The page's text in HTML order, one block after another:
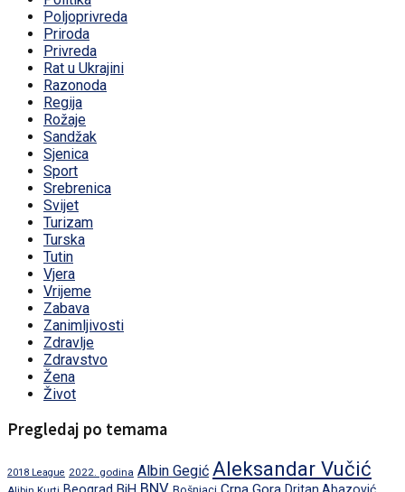
Poljoprivreda
Priroda
Privreda
Rat u Ukrajini
Razonoda
Regija
Rožaje
Sandžak
Sjenica
Sport
Srebrenica
Svijet
Turizam
Turska
Tutin
Vjera
Vrijeme
Zabava
Zanimljivosti
Zdravlje
Zdravstvo
Žena
Život
Pregledaj po temama
2018 League 2022. godina Albin Gegić Aleksandar Vučić